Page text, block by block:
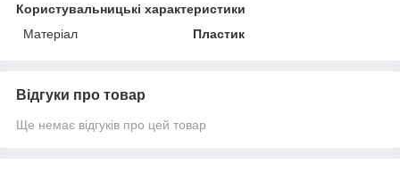
Користувальницькі характеристики
Матеріал
Пластик
Відгуки про товар
Ще немає відгуків про цей товар